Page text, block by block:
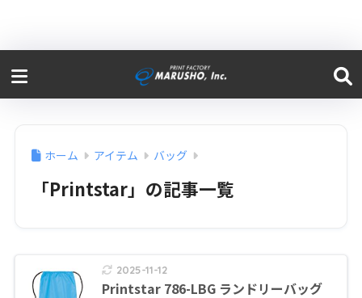
ホーム アイテム バッグ
「Printstar」の記事一覧
2025-11-12
Printstar 786-LBG ランドリーバッグ